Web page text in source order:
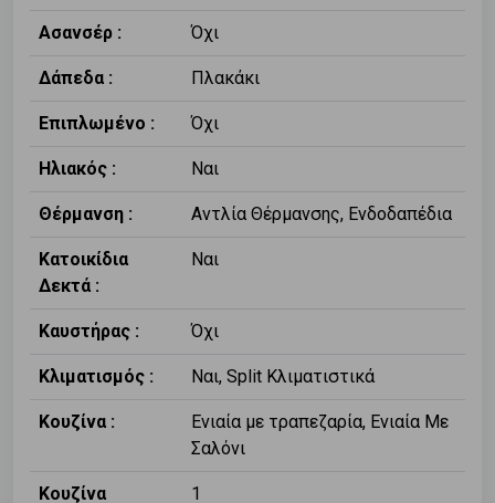
Ασανσέρ : Όχι
Δάπεδα : Πλακάκι
Επιπλωμένο : Όχι
Ηλιακός : Ναι
Θέρμανση : Αντλία Θέρμανσης, Ενδοδαπέδια
Κατοικίδια
Δεκτά :
Ναι
Καυστήρας : Όχι
Κλιματισμός : Ναι, Split Κλιματιστικά
Κουζίνα :
Ενιαία με τραπεζαρία, Ενιαία Με
Σαλόνι
Κουζίνα
1